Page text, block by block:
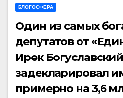
БЛОГОСФЕРА
Один из самых
депутатов от
Ирек
задекларировал
примерно на 3,6